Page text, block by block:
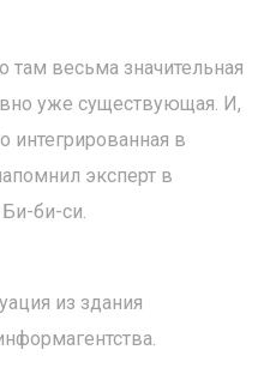
весьма значительная
уже существующая. И,
интегрированная в
эксперт в
би-си.
из здания